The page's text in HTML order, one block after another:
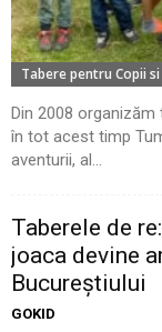
Tabere pentru Copii
Din 2008
în tot acest timp
aventurii, al...
Taberele de
joaca devine
Bucureștiului
GOKID